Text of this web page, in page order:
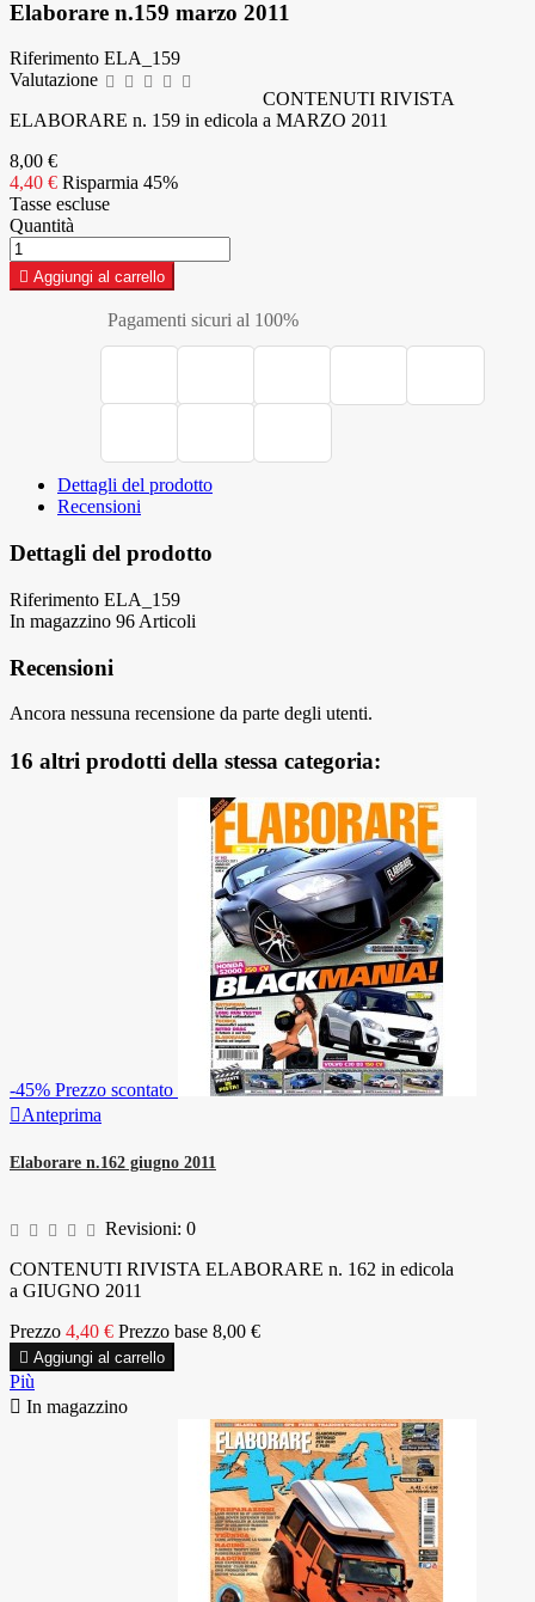
Elaborare n.159 marzo 2011
Riferimento ELA_159
Valutazione
CONTENUTI RIVISTA
ELABORARE n. 159 in edicola a MARZO 2011
8,00 €
4,40 € Risparmia 45%
Tasse escluse
Quantità
 Aggiungi al carrello
Pagamenti sicuri al 100%
Dettagli del prodotto
Recensioni
Dettagli del prodotto
Riferimento ELA_159
In magazzino 96 Articoli
Recensioni
Ancora nessuna recensione da parte degli utenti.
16 altri prodotti della stessa categoria:
-45% Prezzo scontato
Anteprima
Elaborare n.162 giugno 2011
Revisioni: 0
CONTENUTI RIVISTA ELABORARE n. 162 in edicola
a GIUGNO 2011
Prezzo 4,40 € Prezzo base 8,00 €
 Aggiungi al carrello
Più
 In magazzino